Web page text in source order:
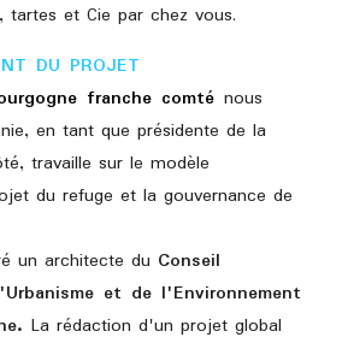
tartes et Cie par chez vous.
DU PROJET
franche comté nous
en tant que présidente de la
travaille sur le modèle
du refuge et la gouvernance de
un architecte du Conseil
et de l'Environnement
La rédaction d'un projet global